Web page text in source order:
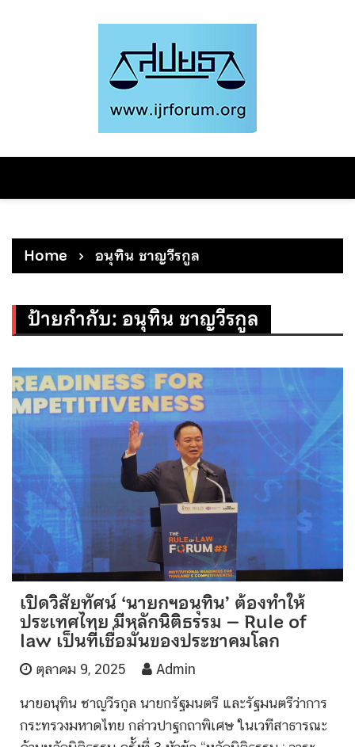
Home อนุทิน ชาญวีรกูล
ป้ายกำกับ: อนุทิน ชาญวีรกูล
เปิดวิสัยทัศน์ ‘นายกฯอนุทิน’ ต้องทำให้
ประเทศไทย มีหลักนิติธรรม – Rule of
law เป็นที่เชื่อมั่นของประชาคมโลก
ตุลาคม 9, 2025 Admin
นายอนุทิน ชาญวีรกูล นายกรัฐมนตรี และรัฐมนตรีว่าการ
กระทรวงมหาดไทย กล่าวปาฐกถาพิเศษ ในเวทีสาธารณะ